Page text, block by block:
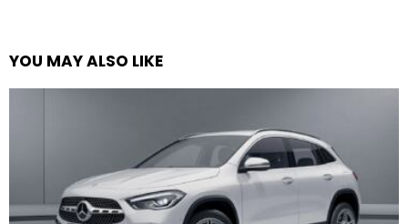
YOU MAY ALSO LIKE